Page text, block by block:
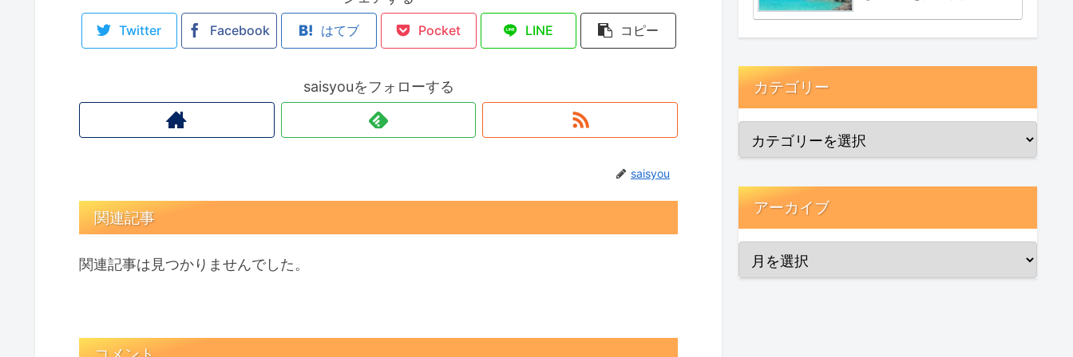
Twitter Facebook はてブ Pocket LINE コピー
saisyouをフォローする
saisyou
関連記事
関連記事は見つかりませんでした。
カテゴリー
アーカイブ